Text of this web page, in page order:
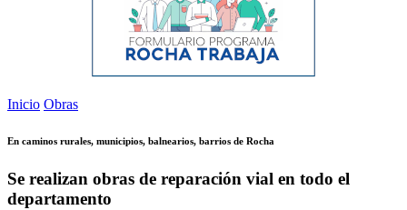
Inicio Obras
En caminos rurales, municipios, balnearios, barrios de Rocha
Se realizan obras de reparación vial en todo el
departamento